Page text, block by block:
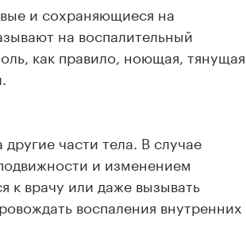
и сохраняющиеся на
на воспалительный
как правило, ноющая, тянущая
части тела. В случае
и изменением
к врачу или даже вызывать
воспаления внутренних